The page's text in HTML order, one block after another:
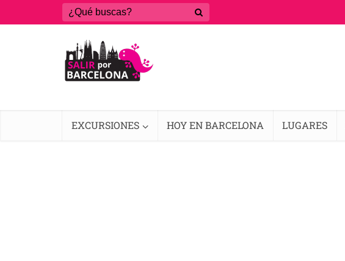
EXCURSIONES HOY EN BARCELONA LUGARES